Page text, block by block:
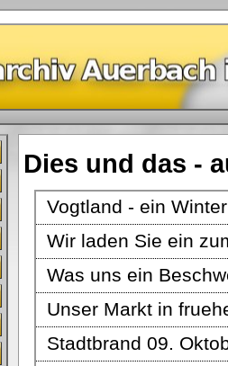
Dies und das -
Vogtland - ein
Wir laden Sie ein
Was uns ein
Unser Markt in
Stadtbrand 09.